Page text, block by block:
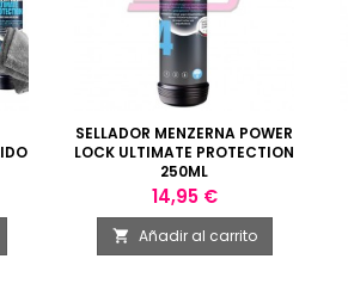
SELLADOR MENZERNA POWER
LOCK ULTIMATE PROTECTION
250ML
Precio
14,95 €
 Añadir al carrito